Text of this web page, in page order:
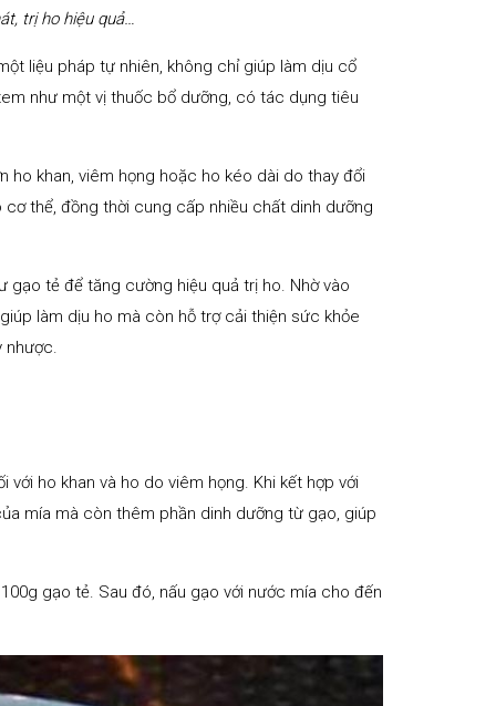
trị ho hiệu quả…
liệu pháp tự nhiên, không chỉ giúp làm dịu cổ
như một vị thuốc bổ dưỡng, có tác dụng tiêu
khan, viêm họng hoặc ho kéo dài do thay đổi
thể, đồng thời cung cấp nhiều chất dinh dưỡng
tẻ để tăng cường hiệu quả trị ho. Nhờ vào
làm dịu ho mà còn hỗ trợ cải thiện sức khỏe
nhược.
ho khan và ho do viêm họng. Khi kết hợp với
mía mà còn thêm phần dinh dưỡng từ gạo, giúp
gạo tẻ. Sau đó, nấu gạo với nước mía cho đến